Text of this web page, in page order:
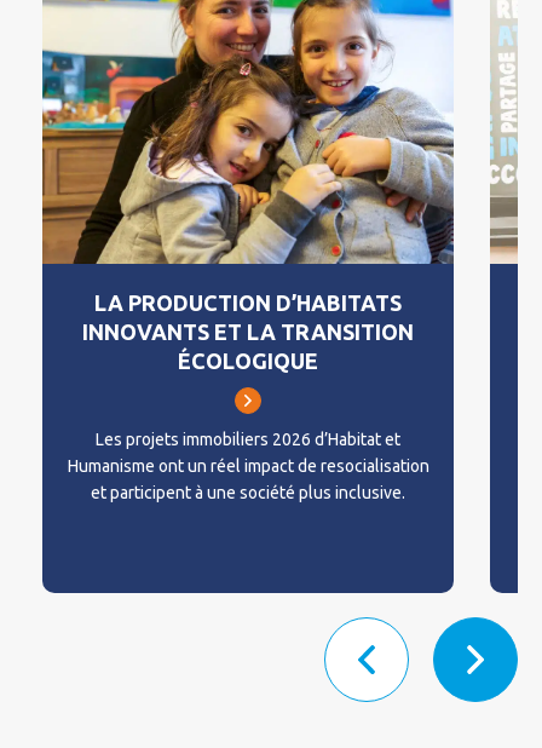
LA PRODUCTION D’HABITATS
INNOVANTS ET LA TRANSITION
ÉCOLOGIQUE
Les projets immobiliers 2026 d’Habitat et
Humanisme ont un réel impact de resocialisation
et participent à une société plus inclusive.